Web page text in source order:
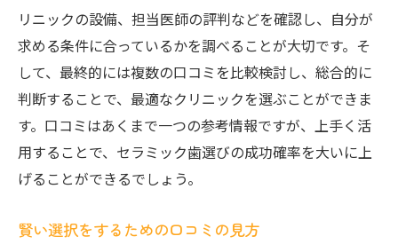
リニックの設備、担当医師の評判などを確認し、自分が
求める条件に合っているかを調べることが大切です。そ
して、最終的には複数の口コミを比較検討し、総合的に
判断することで、最適なクリニックを選ぶことができま
す。口コミはあくまで一つの参考情報ですが、上手く活
用することで、セラミック歯選びの成功確率を大いに上
げることができるでしょう。
賢い選択をするための口コミの見方